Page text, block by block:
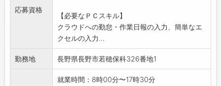
となりますので、特
に安定して受注しています。
※未経験の方も歓迎します。 ※業務の変更
範囲:なし
応募資格
【必要なＰＣスキル】
クラウドへの勤怠・作業日報の入力、簡単なエ
クセルの入力...
勤務地 長野県長野市若穂保科326番地1
就業時間：8時00分〜17時30分